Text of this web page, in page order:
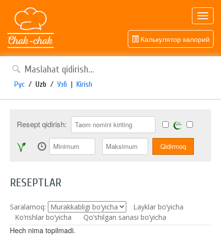
Калькулятор калорий
Рус / Uzb / Узб | Kirish
Resept qidirish:
RESEPTLAR
Saralamoq:
Layklar bo’yicha
Ko‘rishlar bo‘yicha
Qo’shilgan sanasi bo’yicha
Hech nima topilmadi.